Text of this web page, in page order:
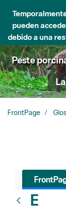
pueden
debido a una
Peste
FrontPage
E